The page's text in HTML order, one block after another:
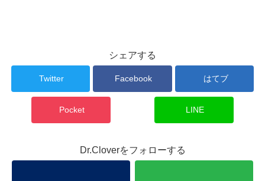
シェアする
Twitter Facebook はてブ
Pocket LINE
Dr.Cloverをフォローする